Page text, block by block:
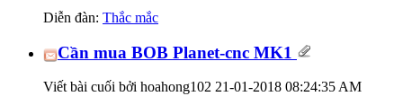
Diễn đàn: Thắc mắc
Cần mua BOB Planet-cnc MK1
Viết bài cuối bởi hoahong102 21-01-2018 08:24:35 AM